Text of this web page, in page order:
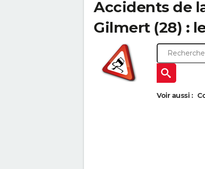
Accidents de
Gilmert (28) :
Voir aussi :